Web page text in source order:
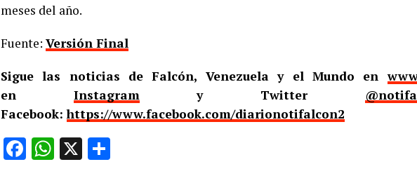
meses del año.
Fuente: Versión Final
Sigue las noticias de Falcón, Venezuela y el Mundo en
en Instagramy Twitter
Facebook:https://www.facebook.com/diarionotifalcon2
Facebook
WhatsApp
X